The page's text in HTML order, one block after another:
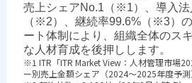
売上シェアNo.1（※1）、導入法
（※2）、継続率99.6%（※3）
ート体制により、組織全体のス
な人材育成を後押しします。
※1 ITR「ITR Market View：人材管理市場
ー別売上金額シェア（2024～2025年度予測